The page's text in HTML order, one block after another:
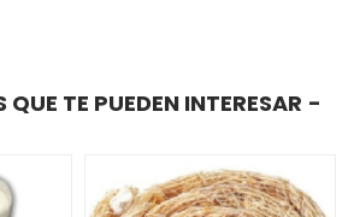
TE PUEDEN INTERESAR